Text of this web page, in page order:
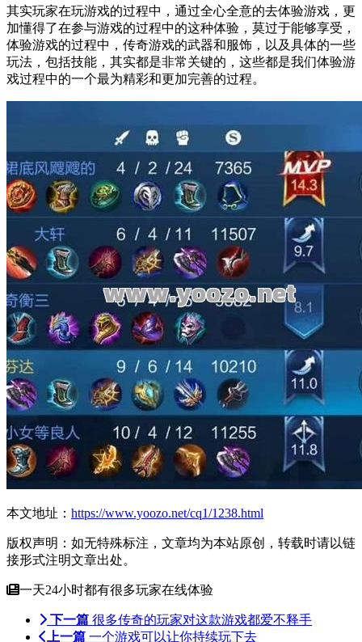
其实玩家在玩游戏的过程中，通过全心全意的去体验游戏，更
加懂得了在参与游戏的过程中的这种体验，莫过于能够享受，
体验游戏的过程中，传奇游戏的武器和服饰，以及具体的一些
玩法，包括技能，其实都是非常关键的，这些都是我们体验游
戏过程中的一个最为精彩和更加完善的过程。
本文地址： https://www.yoozo.net/cq1/1238.html
版权声明：如无特殊标注，文章均为本站原创，转载时请以链
接形式注明文章出处。
一天24小时都有很多玩家在线体验
下一篇 很多传奇的玩家对这款游戏都爱不释手
上一篇 一个游戏可以让你持续玩下去